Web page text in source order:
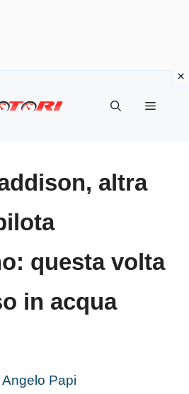
Menu
altra
questa volta
in acqua
Angelo Papi